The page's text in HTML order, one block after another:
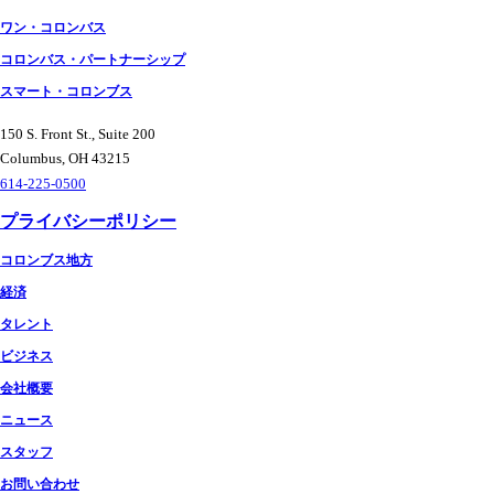
ワン・コロンバス
コロンバス・パートナーシップ
スマート・コロンブス
150 S. Front St., Suite 200
Columbus, OH 43215
614-225-0500
プライバシーポリシー
コロンブス地方
経済
タレント
ビジネス
会社概要
ニュース
スタッフ
お問い合わせ